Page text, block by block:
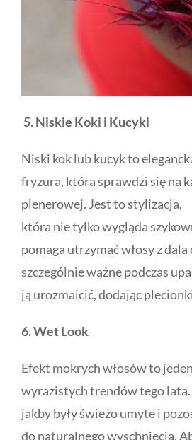
5. Niskie Koki i Kucyki
Niski kok lub kucyk to
fryzura, która sprawdzi się na
plenerowej. Jest to stylizacja,
która nie tylko wygląda
pomaga utrzymać włosy z
szczególnie ważne podczas
ją urozmaicić, dodając
6. Wet Look
Efekt mokrych włosów to
wyrazistych trendów tego lata.
jakby były świeżo umyte i
do naturalnego wyschnięcia.